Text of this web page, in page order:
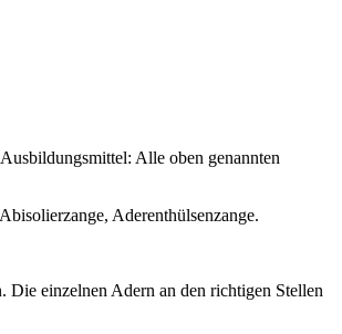
Alle oben genannten
Aderenthülsenzange.
Die einzelnen Adern an den richtigen Stellen